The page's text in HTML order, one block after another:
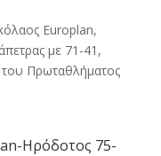
Europlan,
με 71-41,
του Πρωταθλήματος
Ηρόδοτος 75-